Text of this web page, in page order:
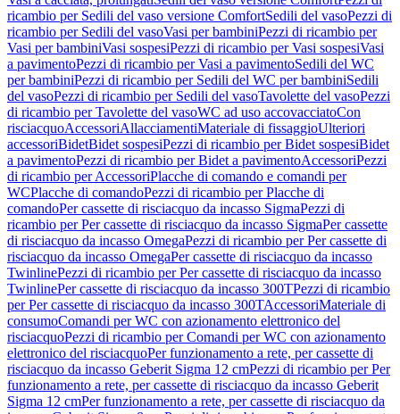
ricambio per Sedili del vaso versione ComfortSedili del vasoPezzi di
ricambio per Sedili del vasoVasi per bambiniPezzi di ricambio per
Vasi per bambiniVasi sospesiPezzi di ricambio per Vasi sospesiVasi
a pavimentoPezzi di ricambio per Vasi a pavimentoSedili del WC
per bambiniPezzi di ricambio per Sedili del WC per bambiniSedili
del vasoPezzi di ricambio per Sedili del vasoTavolette del vasoPezzi
di ricambio per Tavolette del vasoWC ad uso accovacciatoCon
risciacquoAccessoriAllacciamentiMateriale di fissaggioUlteriori
accessoriBidetBidet sospesiPezzi di ricambio per Bidet sospesiBidet
a pavimentoPezzi di ricambio per Bidet a pavimentoAccessoriPezzi
di ricambio per AccessoriPlacche di comando e comandi per
WCPlacche di comandoPezzi di ricambio per Placche di
comandoPer cassette di risciacquo da incasso SigmaPezzi di
ricambio per Per cassette di risciacquo da incasso SigmaPer cassette
di risciacquo da incasso OmegaPezzi di ricambio per Per cassette di
risciacquo da incasso OmegaPer cassette di risciacquo da incasso
TwinlinePezzi di ricambio per Per cassette di risciacquo da incasso
TwinlinePer cassette di risciacquo da incasso 300TPezzi di ricambio
per Per cassette di risciacquo da incasso 300TAccessoriMateriale di
consumoComandi per WC con azionamento elettronico del
risciacquoPezzi di ricambio per Comandi per WC con azionamento
elettronico del risciacquoPer funzionamento a rete, per cassette di
risciacquo da incasso Geberit Sigma 12 cmPezzi di ricambio per Per
funzionamento a rete, per cassette di risciacquo da incasso Geberit
Sigma 12 cmPer funzionamento a rete, per cassette di risciacquo da